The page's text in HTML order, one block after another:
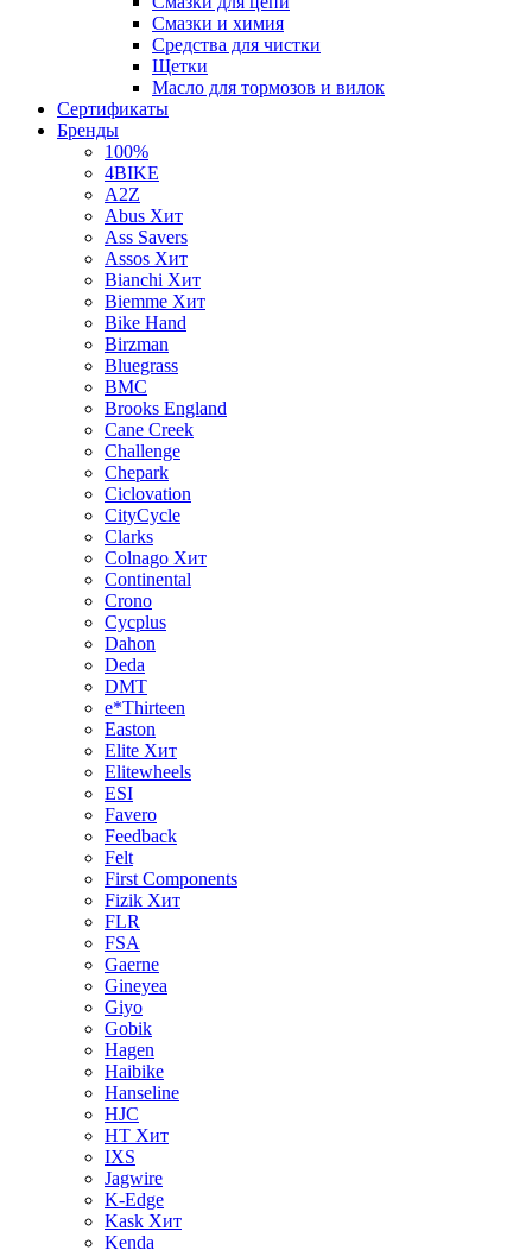
Смазки и химия
Средства для чистки
Щетки
Масло для тормозов и вилок
Сертификаты
Бренды
100%
4BIKE
A2Z
Abus Хит
Ass Savers
Assos Хит
Bianchi Хит
Biemme Хит
Bike Hand
Birzman
Bluegrass
BMC
Brooks England
Cane Creek
Challenge
Chepark
Ciclovation
CityCycle
Clarks
Colnago Хит
Continental
Crono
Cycplus
Dahon
Deda
DMT
e*Thirteen
Easton
Elite Хит
Elitewheels
ESI
Favero
Feedback
Felt
First Components
Fizik Хит
FLR
FSA
Gaerne
Gineyea
Giyo
Gobik
Hagen
Haibike
Hanseline
HJC
HT Хит
IXS
Jagwire
K-Edge
Kask Хит
Kenda